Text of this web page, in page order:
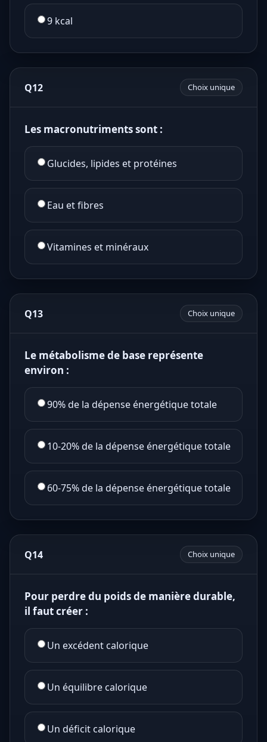
9 kcal
Q12 Choix unique
Les macronutriments sont :
Glucides, lipides et protéines
Eau et fibres
Vitamines et minéraux
Q13 Choix unique
Le métabolisme de base représente
environ :
90% de la dépense énergétique totale
10-20% de la dépense énergétique totale
60-75% de la dépense énergétique totale
Q14 Choix unique
Pour perdre du poids de manière durable,
il faut créer :
Un excédent calorique
Un équilibre calorique
Un déficit calorique